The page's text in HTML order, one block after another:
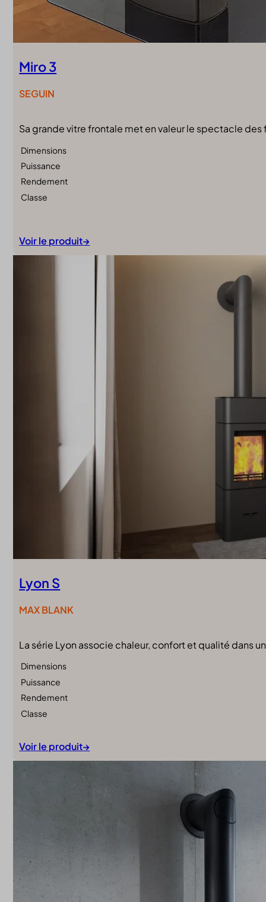
Miro 3
SEGUIN
Sa grande vitre frontale met en valeur le spectacle des
Dimensions
Puissance
Rendement
Classe
Voir le produit
Lyon S
MAX BLANK
La série Lyon associe chaleur, confort et qualité dans
Dimensions
Puissance
Rendement
Classe
Voir le produit